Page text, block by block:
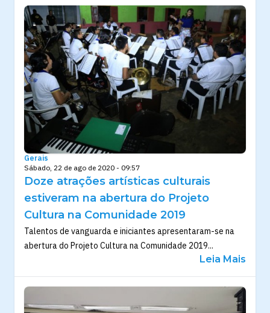
Gerais
Sábado, 22 de ago de 2020 - 09:57
Doze atrações artísticas culturais
estiveram na abertura do Projeto
Cultura na Comunidade 2019
Talentos de vanguarda e iniciantes apresentaram-se na
abertura do Projeto Cultura na Comunidade 2019...
Leia Mais